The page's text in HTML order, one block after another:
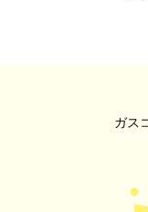
ガス